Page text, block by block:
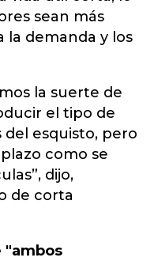
sean más
la demanda y los
la suerte de
el tipo de
esquisto, pero
como se
dijo,
de corta